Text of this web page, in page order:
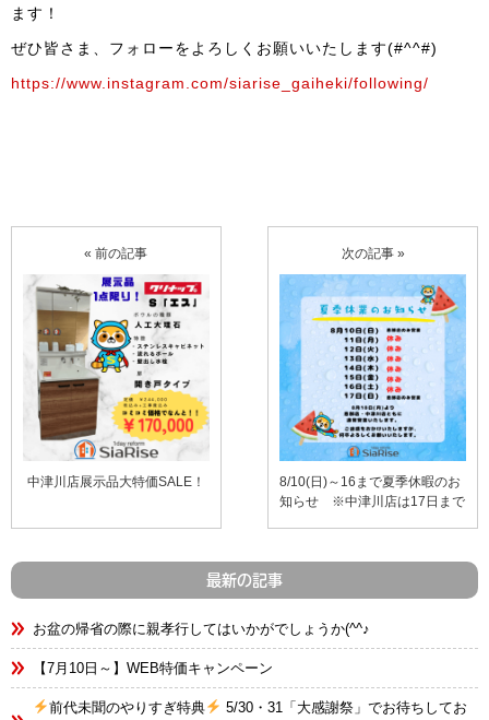
ます！
ぜひ皆さま、フォローをよろしくお願いいたします(#^^#)
https://www.instagram.com/siarise_gaiheki/following/
« 前の記事
中津川店展示品大特価SALE！
次の記事 »
8/10(日)～16まで夏季休暇のお
知らせ ※中津川店は17日まで
最新の記事
お盆の帰省の際に親孝行してはいかがでしょうか(^^♪
【7月10日～】WEB特価キャンペーン
前代未聞のやりすぎ特典
5/30・31「大感謝祭」でお待ちしてお